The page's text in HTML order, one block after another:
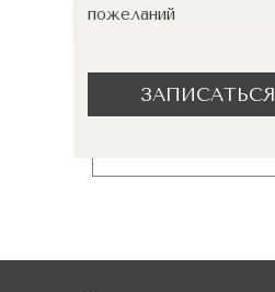
пожеланий
ЗАПИСАТЬСЯ